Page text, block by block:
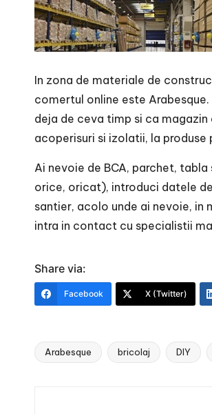
In zona de materiale de
comertul online este
deja de ceva timp si ca
acoperisuri si izolatii, la produse
Ai nevoie de BCA, parchet, tabla
orice, oricat), introduci datele
santier, acolo unde ai nevoie,
intra in contact cu specialistii
Share via:
Facebook X (Twitter)
Tags:
Arabesque bricolaj DIY